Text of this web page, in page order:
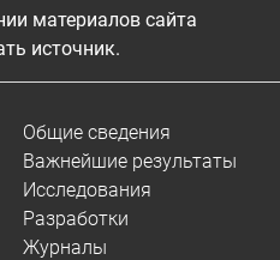
материалов сайта
источник.
Общие сведения
Важнейшие результаты
Исследования
Разработки
Журналы